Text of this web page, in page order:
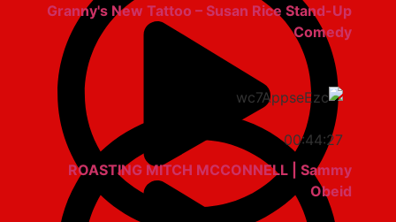
Granny's New Tattoo – Susan Rice Stand-Up
Comedy
00:44:27
ROASTING MITCH MCCONNELL | Sammy